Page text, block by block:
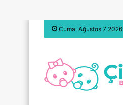
Cuma, Ağustos 7 2026